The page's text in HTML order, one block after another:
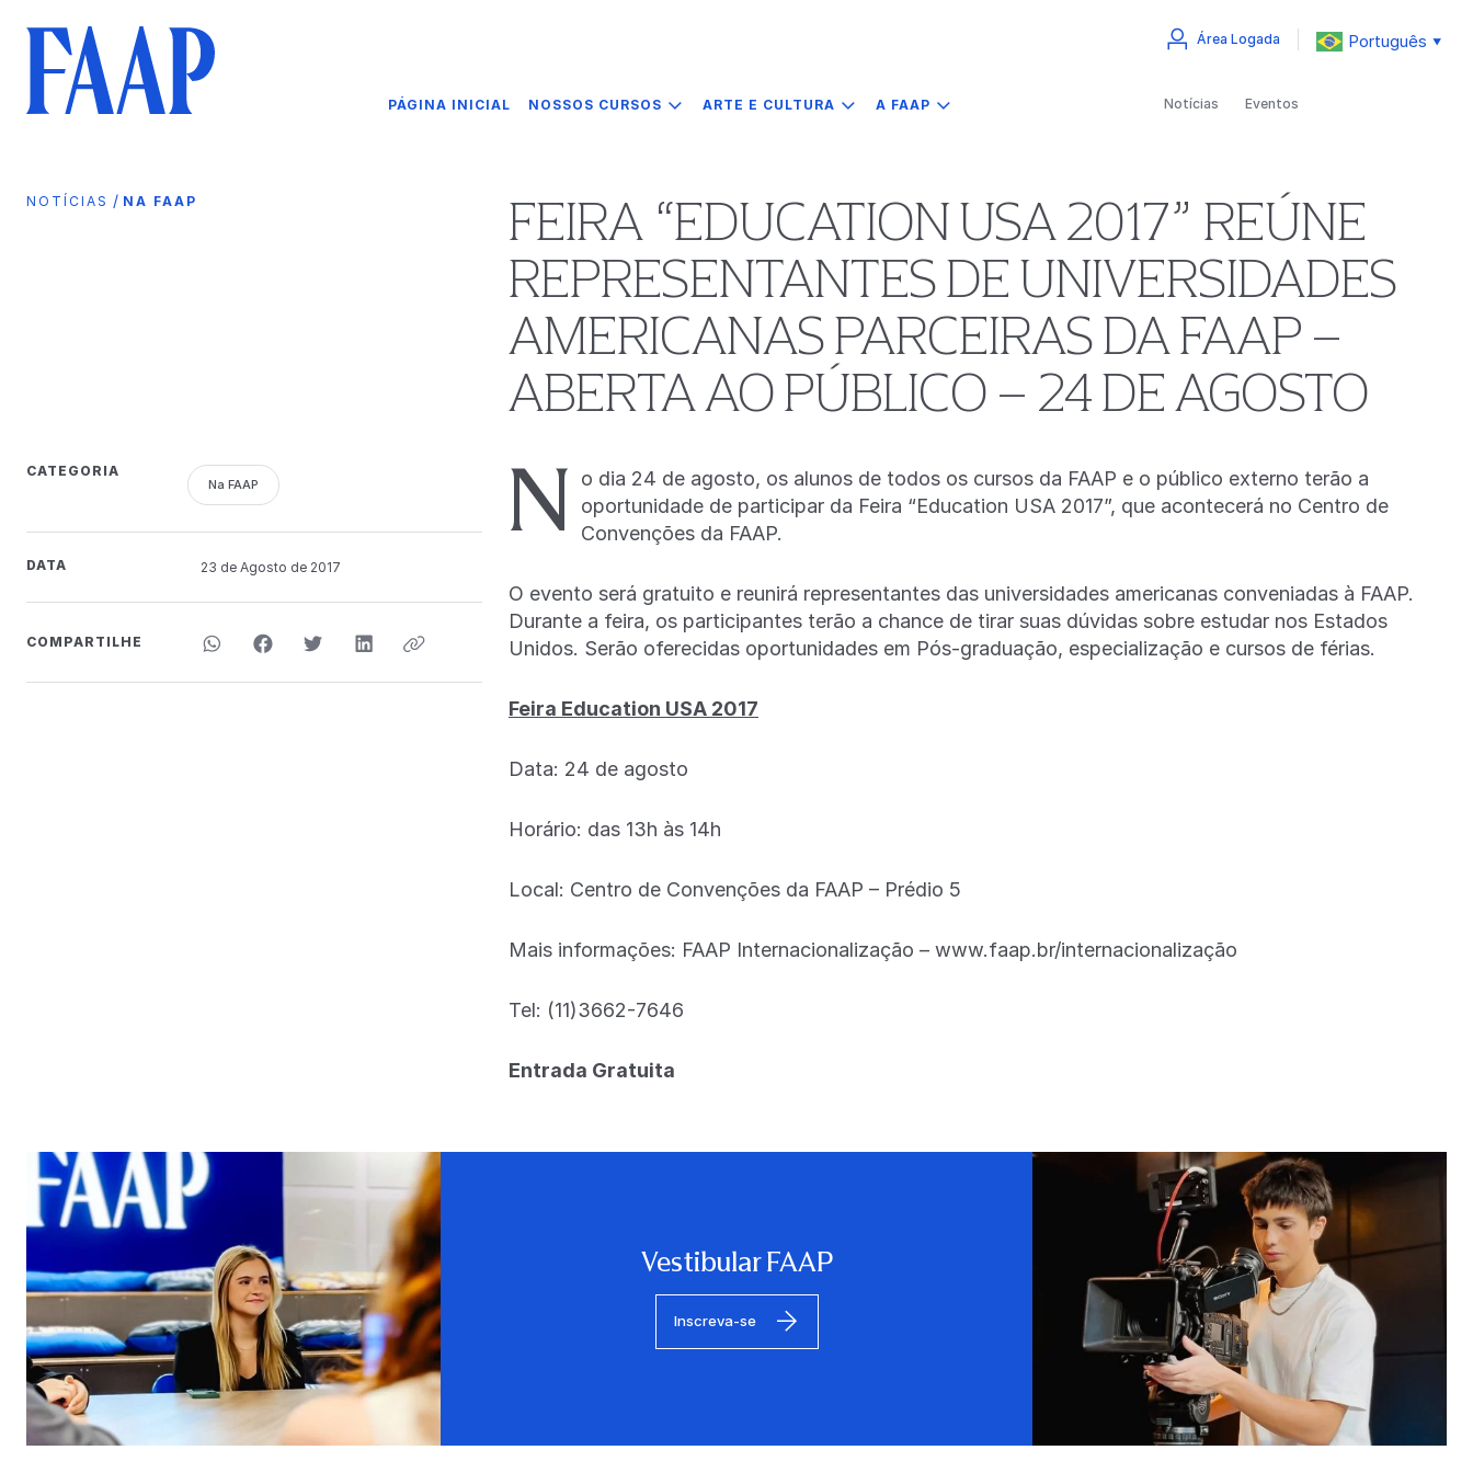
PÁGINA INICIAL NOSSOS CURSOS ARTE E CULTURA A FAAP
Área Logada Português ▼
Notícias Eventos
NOTÍCIAS / NA FAAP
FEIRA “EDUCATION USA 2017” REÚNE
REPRESENTANTES DE UNIVERSIDADES
AMERICANAS PARCEIRAS DA FAAP –
ABERTA AO PÚBLICO – 24 DE AGOSTO
CATEGORIA
Na FAAP
DATA 23 de Agosto de 2017
COMPARTILHE
N
o dia 24 de agosto, os alunos de todos os cursos da FAAP e o público externo terão a
oportunidade de participar da Feira “Education USA 2017”, que acontecerá no Centro de
Convenções da FAAP.
O evento será gratuito e reunirá representantes das universidades americanas conveniadas à FAAP.
Durante a feira, os participantes terão a chance de tirar suas dúvidas sobre estudar nos Estados
Unidos. Serão oferecidas oportunidades em Pós-graduação, especialização e cursos de férias.
Feira Education USA 2017
Data: 24 de agosto
Horário: das 13h às 14h
Local: Centro de Convenções da FAAP – Prédio 5
Mais informações: FAAP Internacionalização – www.faap.br/internacionalização
Tel: (11)3662-7646
Entrada Gratuita
Vestibular FAAP
Inscreva-se